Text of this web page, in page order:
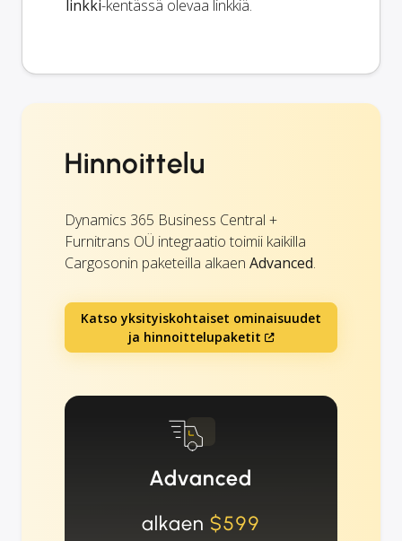
linkki-kentässä olevaa linkkiä.
Hinnoittelu
Dynamics 365 Business Central +
Furnitrans OÜ integraatio toimii kaikilla
Cargosonin paketeilla alkaen Advanced.
Katso yksityiskohtaiset ominaisuudet
ja hinnoittelupaketit
Advanced
alkaen $599